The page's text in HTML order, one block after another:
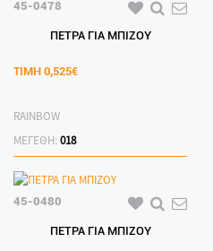
45-0478
ΠΕΤΡΑ ΓΙΑ ΜΠΙΖΟΥ
ΤΙΜΗ 0,525€
RAINBOW
ΜΕΓΕΘΗ: 018
45-0480
ΠΕΤΡΑ ΓΙΑ ΜΠΙΖΟΥ